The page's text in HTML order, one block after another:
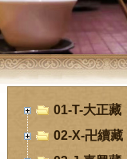
01-T-大正藏
02-X-卍續藏